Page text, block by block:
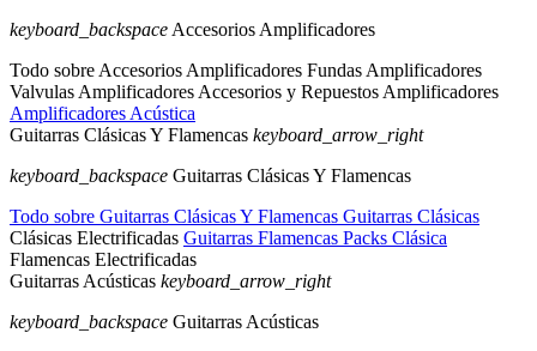
keyboard_backspace Accesorios Amplificadores
Todo sobre Accesorios Amplificadores Fundas Amplificadores
Valvulas Amplificadores Accesorios y Repuestos Amplificadores
Amplificadores Acústica
Guitarras Clásicas Y Flamencas keyboard_arrow_right
keyboard_backspace Guitarras Clásicas Y Flamencas
Todo sobre Guitarras Clásicas Y Flamencas Guitarras Clásicas
Clásicas Electrificadas Guitarras Flamencas Packs Clásica
Flamencas Electrificadas
Guitarras Acústicas keyboard_arrow_right
keyboard_backspace Guitarras Acústicas